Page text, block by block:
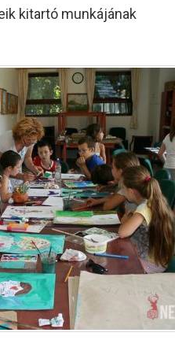
kitartó munkájának